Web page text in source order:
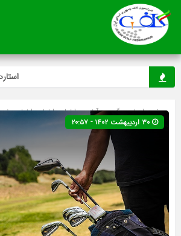
صفحه اصلی» گروه »آخرین اخبار»اخبار»اخبار ویژه